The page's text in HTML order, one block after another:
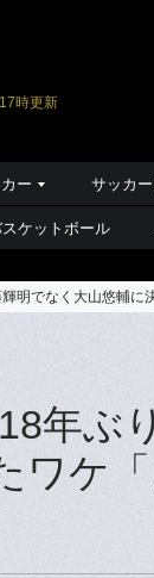
時更新
ー サッカ
ケットボール
でなく大山悠輔に
年ぶ
ワケ